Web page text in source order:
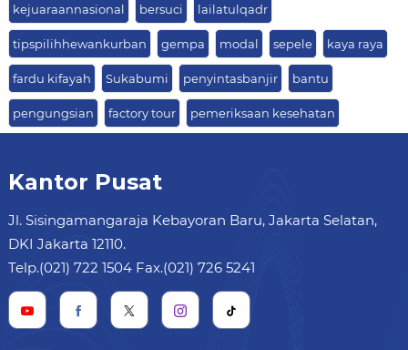
kejuaraannasional bersuci lailatulqadr
tipspilihhewankurban gempa modal sepele kaya raya
fardu kifayah Sukabumi penyintasbanjir bantu
pengungsian factory tour pemeriksaan kesehatan
Kantor Pusat
Jl. Sisingamangaraja Kebayoran Baru, Jakarta Selatan,
DKI Jakarta 12110.
Telp.(021) 722 1504 Fax.(021) 726 5241